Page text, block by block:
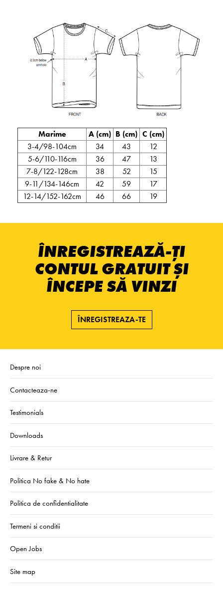
Marime A (cm) B (cm) C (cm)
3-4/98-104cm
34 43
12
5-6/110-116cm
36 47
13
7-8/122-128cm
38 52
15
9-11/134-146cm
42 59
17
12-14/152-162cm
46 66 19
ÎNREGISTREAZĂ-ȚI
CONTUL GRATUIT ȘI
ÎNCEPE SĂ VINZI
ÎNREGISTREAZA-TE
Despre noi
Contacteaza-ne
Testimonials
Downloads
Livrare & Retur
Politica No fake & No hate
Politica de confidentialitate
Termeni si conditii
Open Jobs
Site map